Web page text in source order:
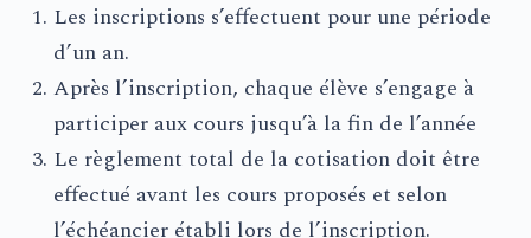
Les inscriptions s’effectuent pour une période
d’un an.
Après l’inscription, chaque élève s’engage à
participer aux cours jusqu’à la fin de l’année
Le règlement total de la cotisation doit être
effectué avant les cours proposés et selon
l’échéancier établi lors de l’inscription.